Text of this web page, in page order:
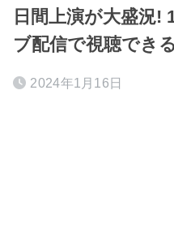
日間上演が大盛況!
ブ配信で視聴でき
2024年1月16日